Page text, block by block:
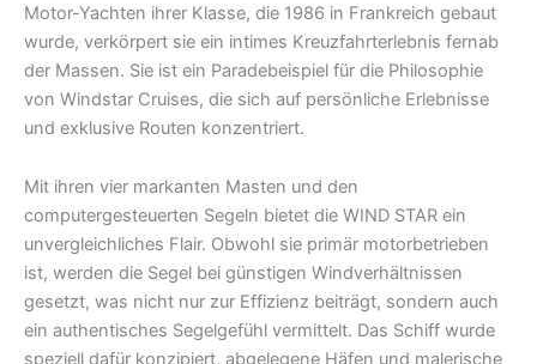
Motor-Yachten ihrer Klasse, die 1986 in Frankreich gebaut
wurde, verkörpert sie ein intimes Kreuzfahrterlebnis fernab
der Massen. Sie ist ein Paradebeispiel für die Philosophie
von Windstar Cruises, die sich auf persönliche Erlebnisse
und exklusive Routen konzentriert.
Mit ihren vier markanten Masten und den
computergesteuerten Segeln bietet die WIND STAR ein
unvergleichliches Flair. Obwohl sie primär motorbetrieben
ist, werden die Segel bei günstigen Windverhältnissen
gesetzt, was nicht nur zur Effizienz beiträgt, sondern auch
ein authentisches Segelgefühl vermittelt. Das Schiff wurde
speziell dafür konzipiert, abgelegene Häfen und malerische